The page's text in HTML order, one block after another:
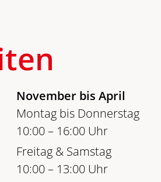
November bis April
Montag bis Donnerstag
10:00 – 16:00 Uhr
Freitag & Samstag
10:00 – 13:00 Uhr